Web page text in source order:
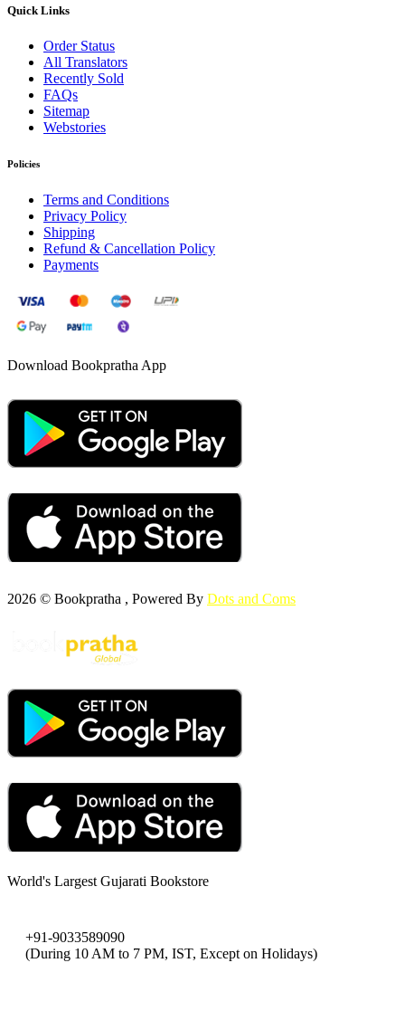
Quick Links
Order Status
All Translators
Recently Sold
FAQs
Sitemap
Webstories
Policies
Terms and Conditions
Privacy Policy
Shipping
Refund & Cancellation Policy
Payments
Download Bookpratha App
2026 © Bookpratha , Powered By Dots and Coms
World's Largest Gujarati Bookstore
+91-9033589090
(During 10 AM to 7 PM, IST, Except on Holidays)